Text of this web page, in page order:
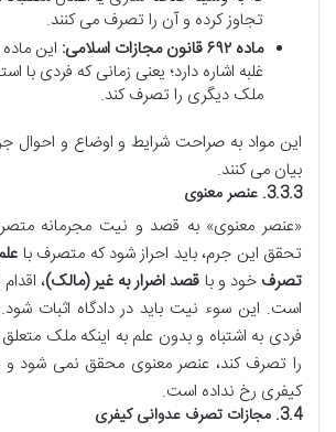
تجاوز کرده و آن را تصرف می کنند.
ماده ۶۹۲ قانون مجازات اسلامی:
این
غلبه اشاره دارد؛ یعنی زمانی که فردی با
ملک دیگری را تصرف کند.
این مواد به صراحت شرایط و اوضاع و احوال
بیان می کنند.
3.3.3. عنصر معنوی
«عنصر معنوی» به قصد و نیت مجرمانه
تحقق این جرم، باید احراز شود که متصرف با
تصرف خود و با قصد اضرار به غیر (مالک)،
است. این سوء نیت باید در دادگاه اثبات شود.
فردی به اشتباه و بدون علم به اینکه ملک
را تصرف کند، عنصر معنوی محقق نمی شود
کیفری رخ نداده است.
3.4. مجازات تصرف عدوانی کیفری